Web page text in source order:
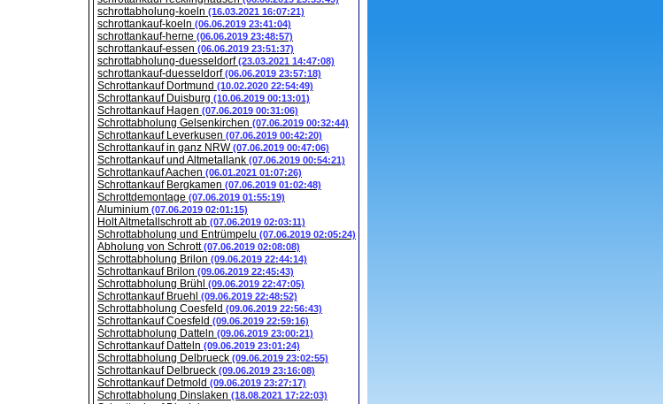
schrottabholung-koeln (16.03.2021 16:07:21)
schrottankauf-koeln (06.06.2019 23:41:04)
schrottankauf-herne (06.06.2019 23:48:57)
schrottankauf-essen (06.06.2019 23:51:37)
schrottabholung-duesseldorf(23.03.2021 14:47:08)
schrottankauf-duesseldorf(06.06.2019 23:57:18)
Schrottankauf Dortmund (10.02.2020 22:54:49)
Schrottankauf Duisburg (10.06.2019 00:13:01)
Schrottankauf Hagen (07.06.2019 00:31:06)
Schrottabholung Gelsenkirchen (07.06.2019 00:32:44)
Schrottankauf Leverkusen (07.06.2019 00:42:20)
Schrottankauf in ganz NRW(07.06.2019 00:47:06)
Schrottankauf und Altmetallank (07.06.2019 00:54:21)
Schrottankauf Aachen (06.01.2021 01:07:26)
Schrottankauf Bergkamen (07.06.2019 01:02:48)
Schrottdemontage (07.06.2019 01:55:19)
Aluminium (07.06.2019 02:01:15)
Holt Altmetallschrott ab (07.06.2019 02:03:11)
Schrottabholung und Entrümpelu (07.06.2019 02:05:24)
Abholung von Schrott(07.06.2019 02:08:08)
Schrottabholung Brilon (09.06.2019 22:44:14)
Schrottankauf Brilon (09.06.2019 22:45:43)
Schrottabholung Brühl (09.06.2019 22:47:05)
Schrottankauf Bruehl (09.06.2019 22:48:52)
Schrottabholung Coesfeld (09.06.2019 22:56:43)
Schrottankauf Coesfeld (09.06.2019 22:59:16)
Schrottabholung Datteln (09.06.2019 23:00:21)
Schrottankauf Datteln (09.06.2019 23:01:24)
Schrottabholung Delbrueck (09.06.2019 23:02:55)
Schrottankauf Delbrueck (09.06.2019 23:16:08)
Schrottankauf Detmold (09.06.2019 23:27:17)
Schrottabholung Dinslaken (18.08.2021 17:22:03)